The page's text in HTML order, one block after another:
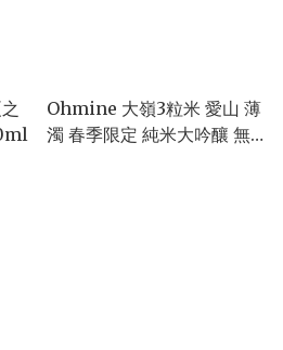
Ohmine 大嶺3粒米 愛山 薄
濁 春季限定 純米大吟釀 無